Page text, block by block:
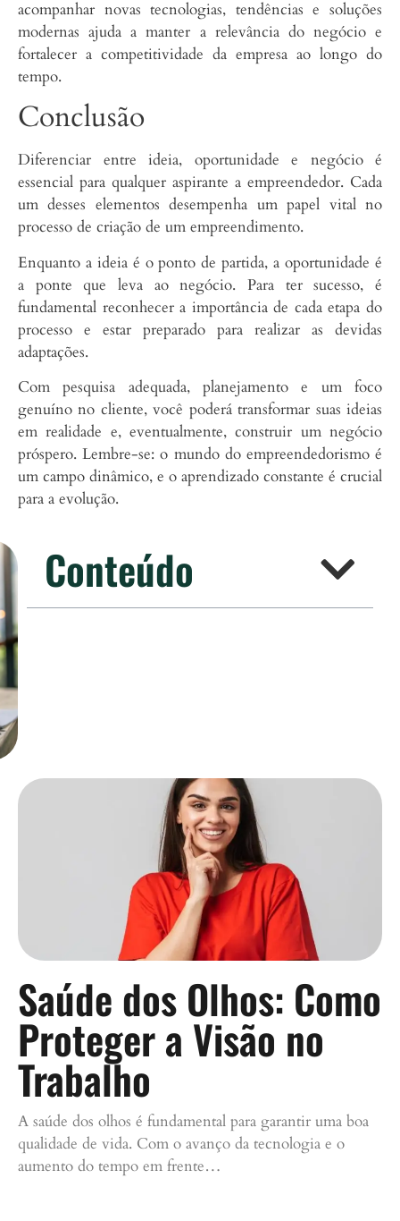
acompanhar novas tecnologias, tendências e soluções
modernas ajuda a manter a relevância do negócio e
fortalecer a competitividade da empresa ao longo do
tempo.
Conclusão
Diferenciar entre ideia, oportunidade e negócio é
essencial para qualquer aspirante a empreendedor. Cada
um desses elementos desempenha um papel vital no
processo de criação de um empreendimento.
Enquanto a ideia é o ponto de partida, a oportunidade é
a ponte que leva ao negócio. Para ter sucesso, é
fundamental reconhecer a importância de cada etapa do
processo e estar preparado para realizar as devidas
adaptações.
Com pesquisa adequada, planejamento e um foco
genuíno no cliente, você poderá transformar suas ideias
em realidade e, eventualmente, construir um negócio
próspero. Lembre-se: o mundo do empreendedorismo é
um campo dinâmico, e o aprendizado constante é crucial
para a evolução.
Conteúdo
Saúde dos Olhos: Como
Proteger a Visão no
Trabalho
A saúde dos olhos é fundamental para garantir uma boa
qualidade de vida. Com o avanço da tecnologia e o
aumento do tempo em frente…